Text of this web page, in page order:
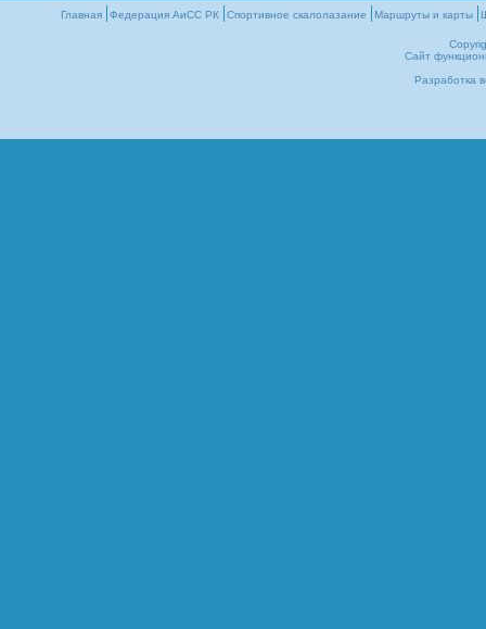
Главная Федерация АиСС РК Cпортивное скалолазание Маршруты и карты
Сайт
Разработка